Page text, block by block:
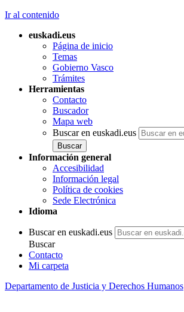
Ir al contenido
euskadi.eus
Página de inicio
Temas
Gobierno Vasco
Trámites
Herramientas
Contacto
Buscador
Mapa web
Buscar en euskadi.eus
Información general
Accesibilidad
Información legal
Política de cookies
Sede Electrónica
Idioma
Buscar en euskadi.eus
Buscar
Contacto
Mi carpeta
Departamento de Justicia y Derechos Humanos